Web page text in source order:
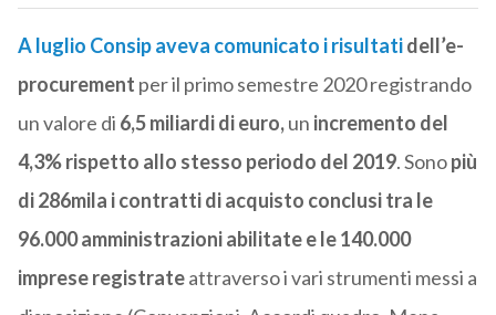
A luglio Consip aveva comunicato i risultatidell’e-
procurement per il primo semestre 2020 registrando
un valore di 6,5 miliardi di euro,un incremento del
4,3% rispetto allo stesso periodo del 2019. Sonopiù
di 286mila i contratti di acquisto conclusi tra le
96.000 amministrazioni abilitate e le 140.000
imprese registrateattraverso i vari strumenti messi a